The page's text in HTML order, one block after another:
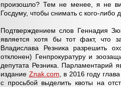
произошло? Тем не менее, я не
Госдуму, чтобы снимать с кого-либо
Подтверждением слов Геннадия
является хотя бы тот факт, что
Владислава Резника разрешить
отклонен) Генпрокуратуру и
депутата Резника. Парламентарий
издание Znak.com , в 2016 году
с просьбой выделить квоты на